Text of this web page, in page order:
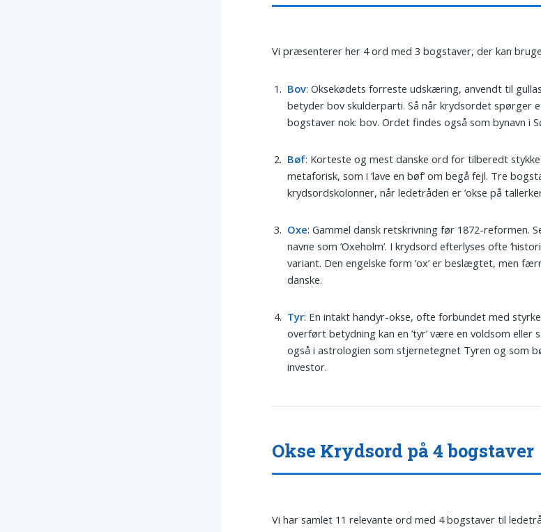
Vi præsenterer her 4 ord med 3 bogstaver, der kan
Bov: Oksekødets forreste udskæring, anvendt til
betyder bov skulderparti. Så når krydsordet spørger
bogstaver nok: bov. Ordet findes også som bynavn i
Bøf: Korteste og mest danske ord for tilberedt
metaforisk, som i ’lave en bøf’ om begå fejl. Tre
krydsordskolonner, når ledetråden er ’okse på
Oxe: Gammel dansk retskrivning før 1872-reformen.
navne som ’Oxeholm’. I krydsord efterlyses ofte
variant. Den engelske form ’ox’ er beslægtet, men
danske.
Tyr: En intakt handyr-okse, ofte forbundet med
overført betydning kan en ’tyr’ være en voldsom
også i astrologien som stjernetegnet Tyren og som
investor.
Okse Krydsord på 4 bogstaver
Vi har samlet 11 relevante ord med 4 bogstaver til